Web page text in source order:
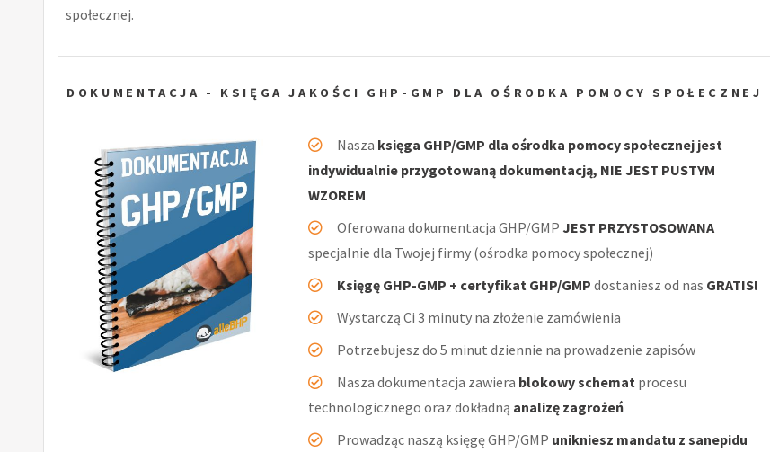
społecznej.
DOKUMENTACJA - KSIĘGA JAKOŚCI GHP-GMP DLA OŚRODKA POMOCY SPOŁECZNEJ
Nasza księga GHP/GMP dla ośrodka pomocy społecznej jest
indywidualnie przygotowaną dokumentacją, NIE JEST PUSTYM
WZOREM
Oferowana dokumentacja GHP/GMP JEST PRZYSTOSOWANA
specjalnie dla Twojej firmy (ośrodka pomocy społecznej)
Księgę GHP-GMP + certyfikat GHP/GMP dostaniesz od nas GRATIS!
Wystarczą Ci 3 minuty na złożenie zamówienia
Potrzebujesz do 5 minut dziennie na prowadzenie zapisów
Nasza dokumentacja zawiera blokowy schematprocesu
technologicznego oraz dokładną analizę zagrożeń
Prowadząc naszą księgę GHP/GMP unikniesz mandatu z sanepidu